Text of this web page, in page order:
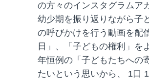
の方々のインスタグラムア
幼少期を振り返りながら子
の呼びかけを行う動画を配
日」、「子どもの権利」を
年恒例の「子どもたちへの
たいという思いから、 1口